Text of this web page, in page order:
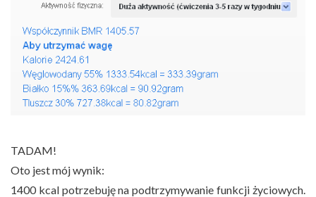
TADAM!
Oto jest mój wynik:
1400 kcal potrzebuję na podtrzymywanie funkcji życiowych.